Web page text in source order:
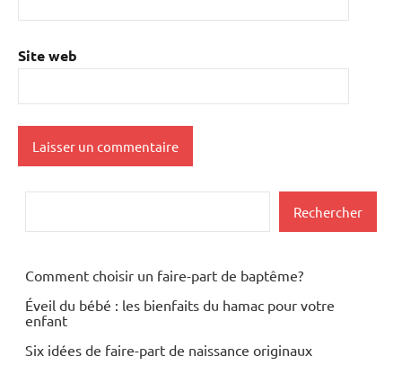
Site web
Rechercher
Comment choisir un faire-part de baptême?
Éveil du bébé : les bienfaits du hamac pour votre
enfant
Six idées de faire-part de naissance originaux